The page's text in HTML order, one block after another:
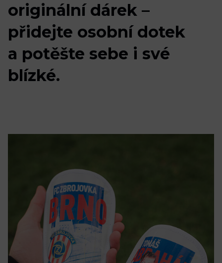
Fotbalový deník
originální dárek –
přidejte osobní dotek
a potěšte sebe i své
blízké.